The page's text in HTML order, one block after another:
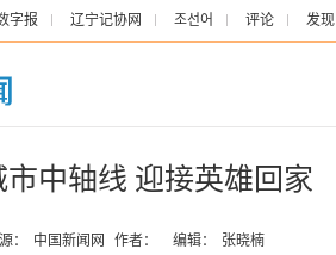
字报 辽宁记协网 조선어 评论 发现
中轴线 迎接英雄回家
： 中国新闻网 作者： 编辑： 张晓楠